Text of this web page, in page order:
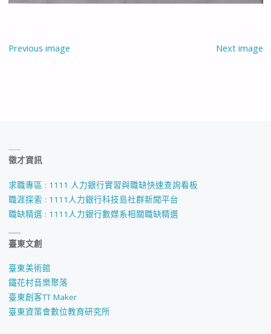
Previous image Next image
徵才資訊
求職專區 : 1111 人力銀行實習與職缺快速查詢看板
職涯探索 : 1111人力銀行科技島社群新聞平台
職缺精選 : 1111人力銀行數媒系相關職缺精選
臺東文創
臺東美術館
鐵花村音樂聚落
臺東創客TT Maker
臺東資策會數位教育研究所